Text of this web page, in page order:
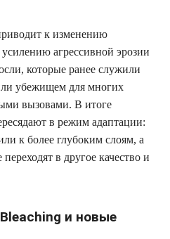
к изменению
агрессивной эрозии
которые ранее служили
убежищем для многих
вызовами. В итоге
в режим адаптации:
к более глубоким слоям, а
в другое качество и
и новые